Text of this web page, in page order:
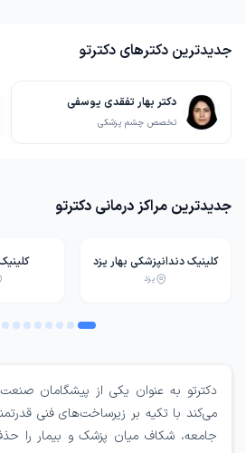
جدیدترین دکترهای دکترتو
دکتر بهار تفقدی یوسفی
تخصص چشم پزشکی
جدیدترین مراکز درمانی دکترتو
کلینیک دندانپزشکی بهار یزد
یزد
دکترتو به عنوان یکی از پیشگامان
می‌کند با تکیه بر زیرساخت‌های فنی
جامعه، شکاف میان پزشک و بیمار را